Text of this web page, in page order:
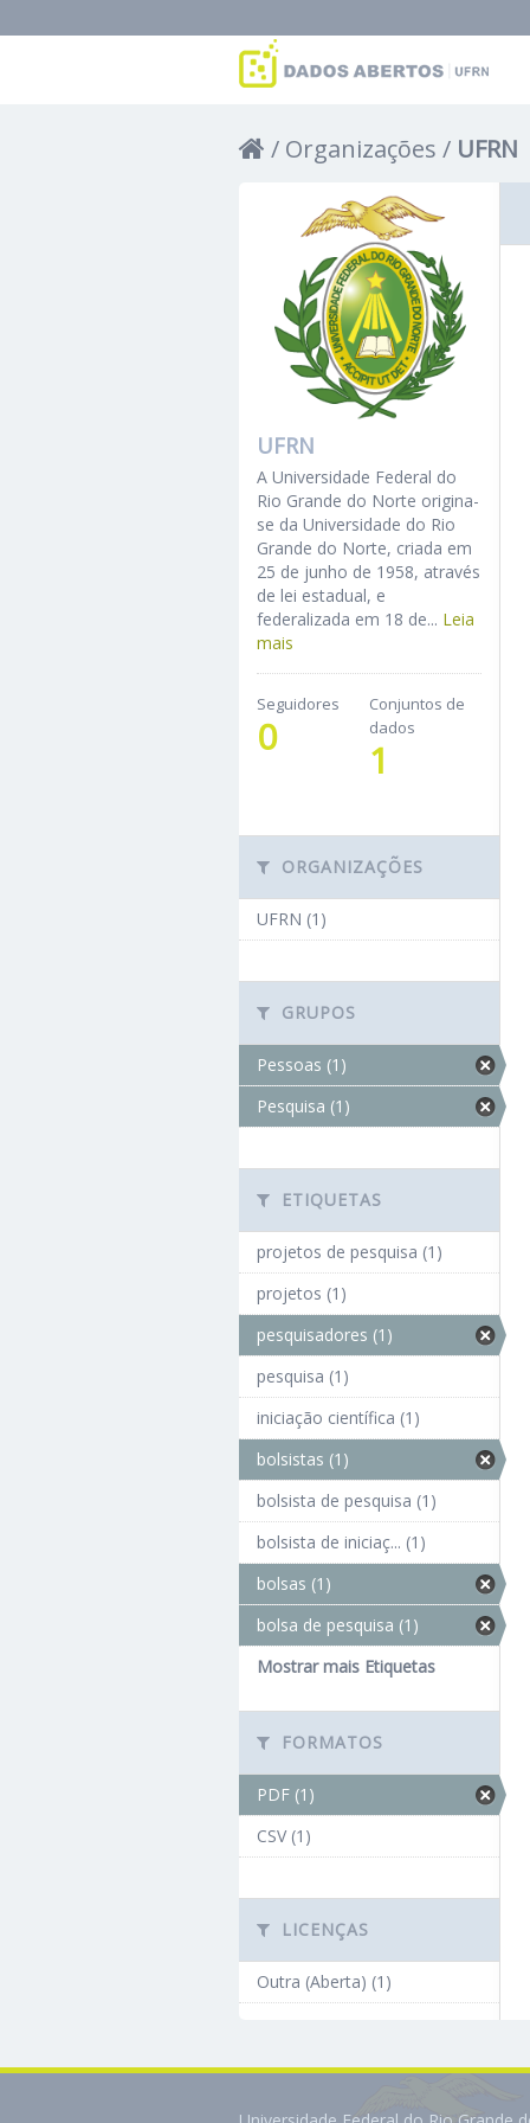
Organizações UFRN
UFRN
A Universidade Federal do
Rio Grande do Norte origina-
se da Universidade do Rio
Grande do Norte, criada em
25 de junho de 1958, através
de lei estadual, e
federalizada em 18 de... Leia
mais
Seguidores
0
Conjuntos de
dados
1
ORGANIZAÇÕES
UFRN (1)
GRUPOS
Pessoas (1)
Pesquisa (1)
ETIQUETAS
projetos de pesquisa (1)
projetos (1)
pesquisadores (1)
pesquisa (1)
iniciação científica (1)
bolsistas (1)
bolsista de pesquisa (1)
bolsista de iniciaç... (1)
bolsas (1)
bolsa de pesquisa (1)
Mostrar mais Etiquetas
FORMATOS
PDF (1)
CSV (1)
LICENÇAS
Outra (Aberta) (1)